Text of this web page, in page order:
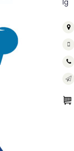
Ig